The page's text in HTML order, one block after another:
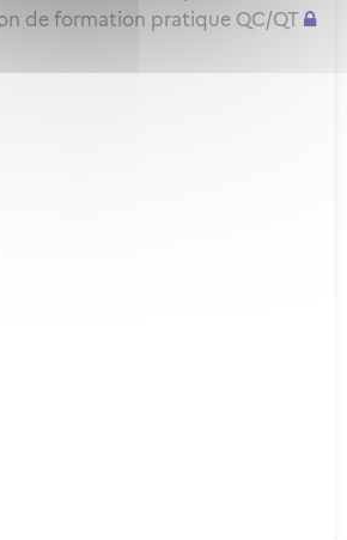
de formation pratique QC/QT